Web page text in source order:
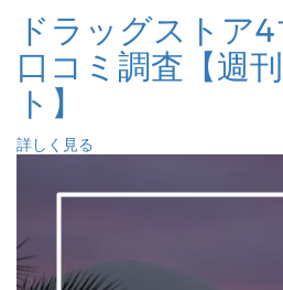
ドラッグストア
口コミ調査【週
ト】
詳しく見る